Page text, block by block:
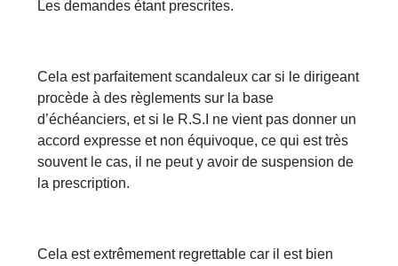
Les demandes étant prescrites.
Cela est parfaitement scandaleux car si le dirigeant
procède à des règlements sur la base
d’échéanciers, et si le R.S.I ne vient pas donner un
accord expresse et non équivoque, ce qui est très
souvent le cas, il ne peut y avoir de suspension de
la prescription.
Cela est extrêmement regrettable car il est bien